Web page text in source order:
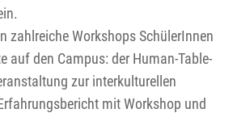
zahlreiche Workshops SchülerInnen
auf den Campus: der Human-Table-
zur interkulturellen
mit Workshop und